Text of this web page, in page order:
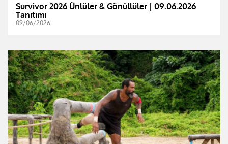
Survivor 2026 Ünlüler & Gönüllüler | 09.06.2026
Tanıtımı
09/06/2026